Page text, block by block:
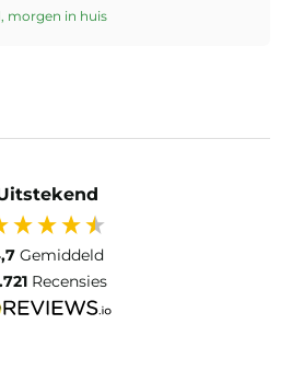
morgen in huis
Gemiddeld
Recensies